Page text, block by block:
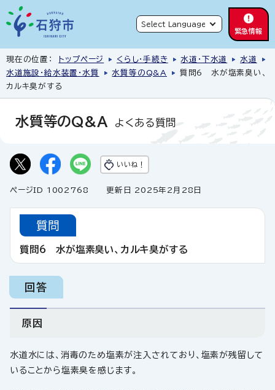
緊急情報
現在の位置： トップページ くらし・手続き 水道・下水道
水道
水道施設・給水装置・水質
水質等のQ&A
質問6 水が塩素臭い、
カルキ臭がする
水質等のQ&A よくある質問
いいね！
ページID 1002768 更新日 2025年2月28日
質問
質問6 水が塩素臭い、カルキ臭がする
回答
原因
水道水には、消毒のため塩素が注入されており、塩素が残留して
いることから塩素臭を感じます。